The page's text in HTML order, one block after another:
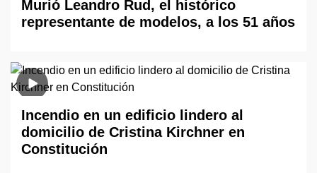
Murió Leandro Rud, el histórico
representante de modelos, a los 51 años
Incendio en un edificio lindero al
domicilio de Cristina Kirchner en
Constitución